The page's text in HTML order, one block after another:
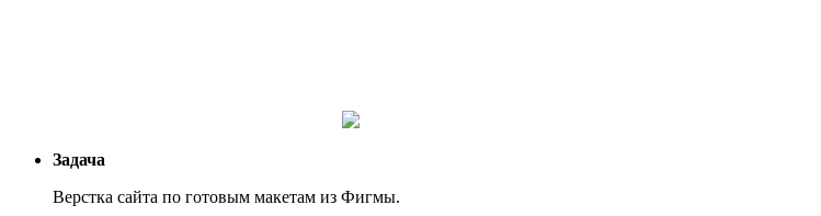
Задача
Верстка сайта по готовым макетам из Фигмы.